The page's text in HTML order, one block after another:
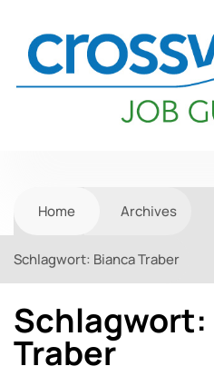
Home Archives
Schlagwort: Bianca Traber
Schlagwort:
Traber